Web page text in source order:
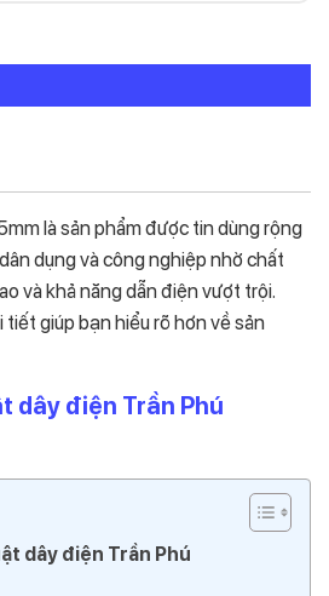
là sản phẩm được tin dùng rộng
dụng và công nghiệp nhờ chất
và khả năng dẫn điện vượt trội.
giúp bạn hiểu rõ hơn về sản
dây điện Trần Phú
dây điện Trần Phú